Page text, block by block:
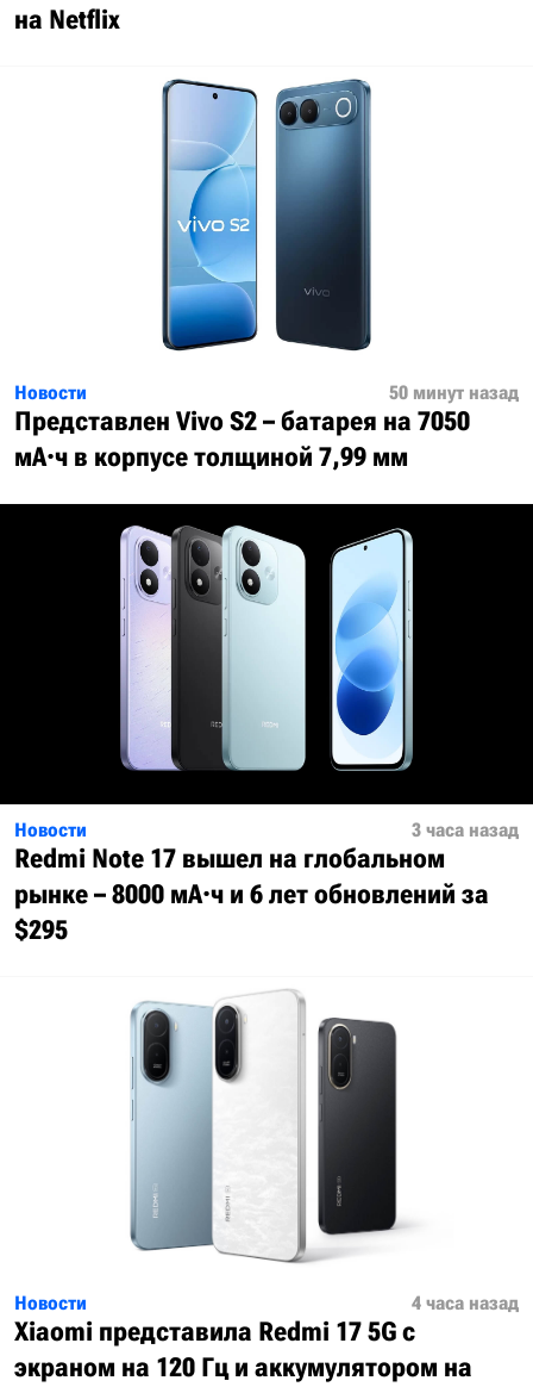
на Netflix
Новости 50 минут назад
Представлен Vivo S2 – батарея на 7050
мА·ч в корпусе толщиной 7,99 мм
Новости 3 часа назад
Redmi Note 17 вышел на глобальном
рынке – 8000 мА·ч и 6 лет обновлений за
$295
Новости 4 часа назад
Xiaomi представила Redmi 17 5G с
экраном на 120 Гц и аккумулятором на